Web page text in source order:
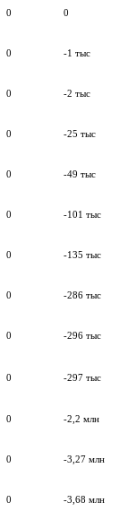
0 0
0 -1 тыс
0 -2 тыс
0 -25 тыс
0 -49 тыс
0 -101 тыс
0 -135 тыс
0 -286 тыс
0 -296 тыс
0 -297 тыс
0 -2,2 млн
0 -3,27 млн
0 -3,68 млн